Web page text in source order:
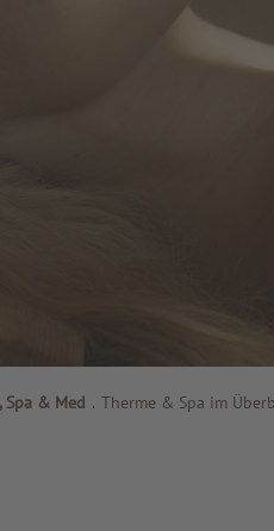
Spa & Med . Therme & Spa im